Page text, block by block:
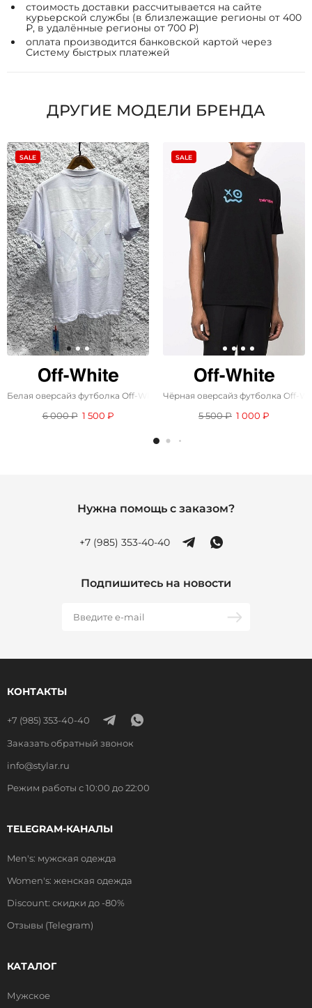
стоимость доставки рассчитывается на сайте
курьерской службы (в близлежащие регионы от 400
₽, в удалённые регионы от 700 ₽)
оплата производится банковской картой через
Систему быстрых платежей
ДРУГИЕ МОДЕЛИ БРЕНДА
SALE
Белая оверсайз футболка Off-White Arrows-motif
6 000 ₽ 1 500 ₽
SALE
Чёрная оверсайз футболка Off-
5 500 ₽ 1 000 ₽
Нужна помощь с заказом?
+7 (985) 353-40-40
Подпишитесь на новости
КОНТАКТЫ
+7 (985) 353-40-40
Заказать обратный звонок
info@stylar.ru
Режим работы с 10:00 до 22:00
TELEGRAM-КАНАЛЫ
Men's: мужская одежда
Women's: женская одежда
Discount: скидки до -80%
Отзывы (Telegram)
КАТАЛОГ
Мужское